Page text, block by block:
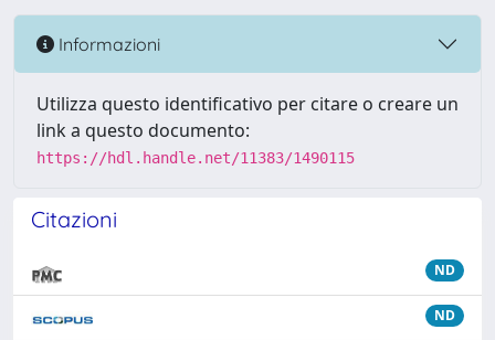
Informazioni
Utilizza questo identificativo per citare o creare un
link a questo documento:
https://hdl.handle.net/11383/1490115
Citazioni
ND
ND